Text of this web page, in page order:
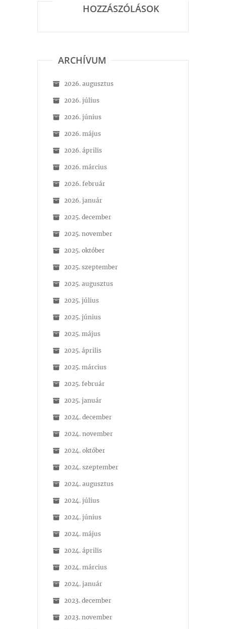
HOZZÁSZÓLÁSOK
ARCHÍVUM
2026. augusztus
2026. július
2026. június
2026. május
2026. április
2026. március
2026. február
2026. január
2025. december
2025. november
2025. október
2025. szeptember
2025. augusztus
2025. július
2025. június
2025. május
2025. április
2025. március
2025. február
2025. január
2024. december
2024. november
2024. október
2024. szeptember
2024. augusztus
2024. július
2024. június
2024. május
2024. április
2024. március
2024. január
2023. december
2023. november